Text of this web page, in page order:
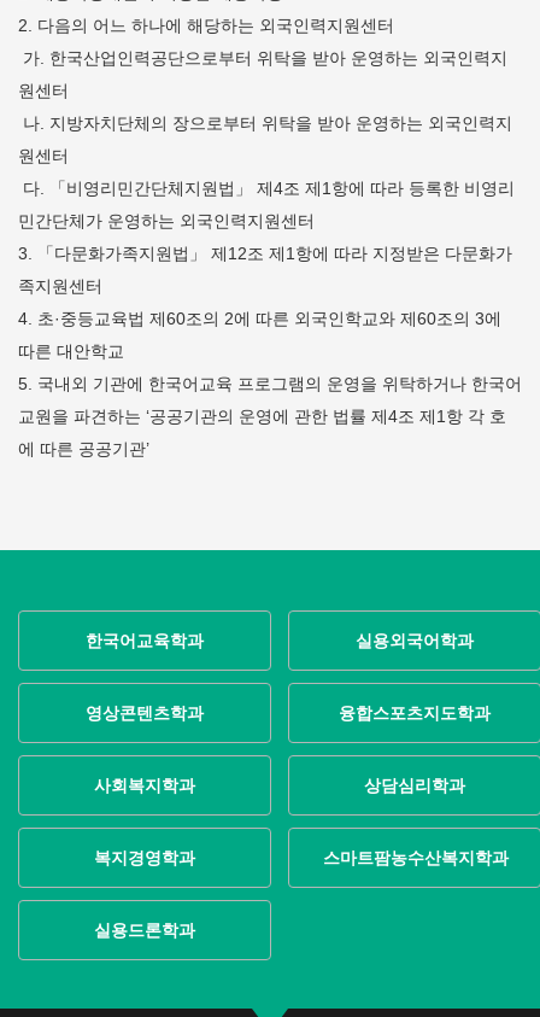
2. 다음의 어느 하나에 해당하는 외국인력지원센터
가. 한국산업인력공단으로부터 위탁을 받아 운영하는 외국인력지
원센터
나. 지방자치단체의 장으로부터 위탁을 받아 운영하는 외국인력지
원센터
다. 「비영리민간단체지원법」 제4조 제1항에 따라 등록한 비영리
민간단체가 운영하는 외국인력지원센터
3. 「다문화가족지원법」 제12조 제1항에 따라 지정받은 다문화가
족지원센터
4. 초·중등교육법 제60조의 2에 따른 외국인학교와 제60조의 3에
따른 대안학교
5. 국내외 기관에 한국어교육 프로그램의 운영을 위탁하거나 한국어
교원을 파견하는 ‘공공기관의 운영에 관한 법률 제4조 제1항 각 호
에 따른 공공기관’
한국어교육학과 실용외국어학과
영상콘텐츠학과 융합스포츠지도학과
사회복지학과 상담심리학과
복지경영학과 스마트팜농수산복지학과
실용드론학과